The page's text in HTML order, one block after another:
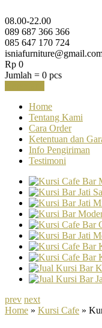
08.00-22.00
089 687 366 366
085 647 170 724
Rp 0
Jumlah = 0 pcs
Home
Tentang Kami
Cara Order
Ketentuan dan
Info Pengiriman
Testimoni
prev next
Home » Kursi Cafe »